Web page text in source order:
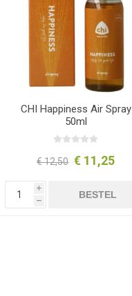
CHI Happiness Air Spray
50ml
€ 12,50 € 11,25
i
h
BESTEL